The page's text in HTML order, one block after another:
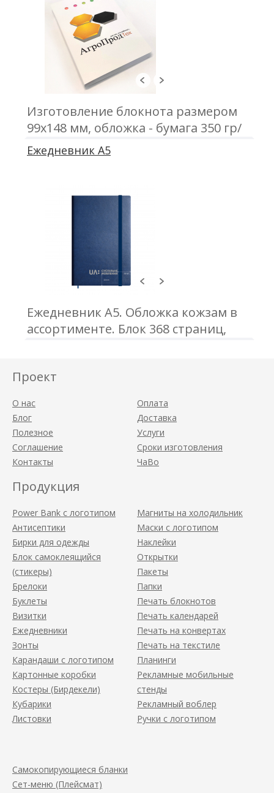
Изготовление блокнота размером
99х148 мм, обложка - бумага 350 гр/
м2, цветная; блок 50 листов,
офсетная печать; крепление - клей,
Ежедневник А5
Ежедневник А5. Обложка кожзам в
ассортименте. Блок 368 страниц,
Проект
О нас
Блог
Полезное
Соглашение
Контакты
Оплата
Доставка
Услуги
Сроки изготовления
ЧаВо
Продукция
Power Bank с логотипом
Антисептики
Бирки для одежды
Блок самоклеящийся
(стикеры)
Брелоки
Буклеты
Визитки
Ежедневники
Зонты
Карандаши с логотипом
Картонные коробки
Костеры (Бирдекели)
Кубарики
Листовки
Магниты на холодильник
Маски с логотипом
Наклейки
Открытки
Пакеты
Папки
Печать блокнотов
Печать календарей
Печать на конвертах
Печать на текстиле
Планинги
Рекламные мобильные
стенды
Рекламный воблер
Ручки с логотипом
Самокопирующиеся бланки
Сет-меню (Плейсмат)